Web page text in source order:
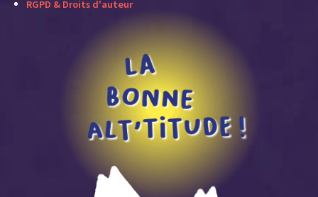
RGPD & Droits d'auteur